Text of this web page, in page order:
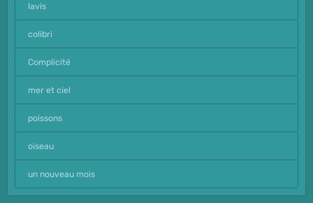
lavis
colibri
Complicité
mer et ciel
poissons
oiseau
un nouveau mois